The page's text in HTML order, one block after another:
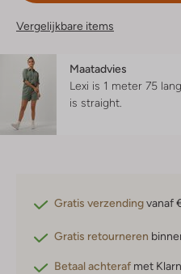
Vergelijkbare items
Maatadvies
Lexi is 1 meter 75
is straight
Gratis verzendingvanaf
Gratis retourneren
Betaal achteraf met